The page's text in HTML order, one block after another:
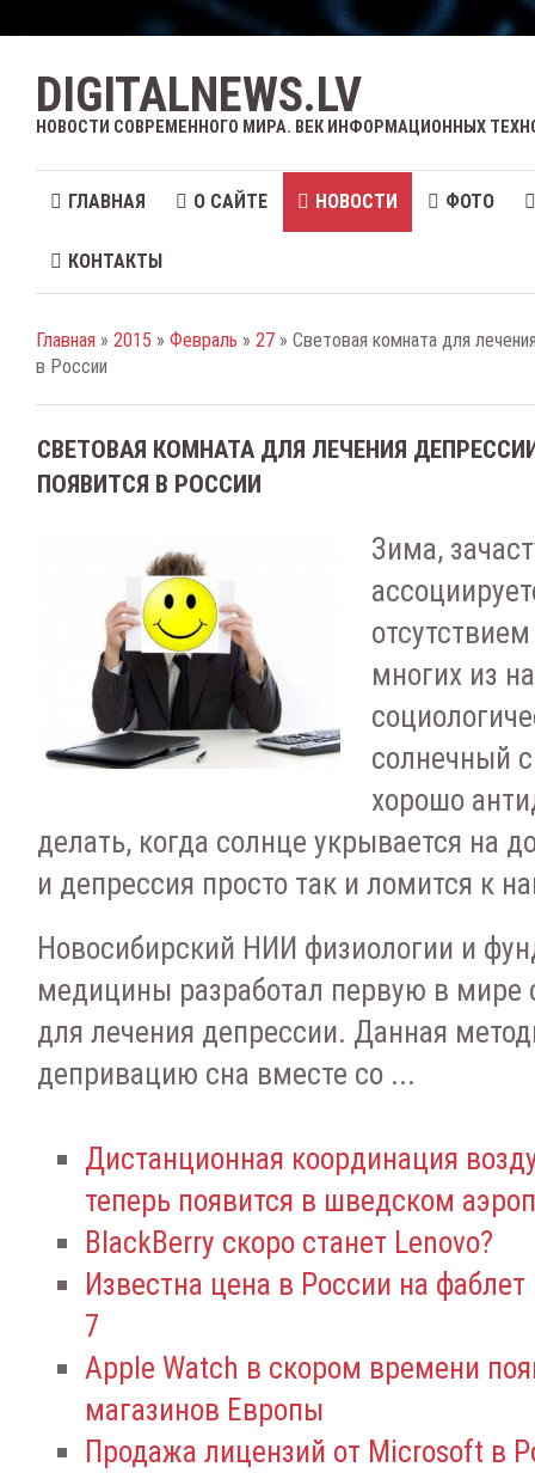
DIGITALNEWS.LV
НОВОСТИ СОВРЕМЕННОГО МИРА. ВЕК ИНФОРМАЦИОННЫХ
ГЛАВНАЯ О САЙТЕ НОВОСТИ ФОТО
КОНТАКТЫ
Главная » 2015 » Февраль » 27 » Световая комната для
в России
СВЕТОВАЯ КОМНАТА ДЛЯ ЛЕЧЕНИЯ
ПОЯВИТСЯ В РОССИИ
Зима,
многих из
солнечный
хорошо
делать, когда солнце укрывается на
и депрессия просто так и ломится к
Новосибирский НИИ физиологии и
медицины разработал первую в мире
для лечения депрессии. Данная
депривацию сна вместе со ...
Дистанционная координация
теперь появится в шведском
BlackBerry скоро станет Lenovo?
Известна цена в России на
7
Apple Watch в скором времени
магазинов Европы
Продажа лицензий от Microsoft в